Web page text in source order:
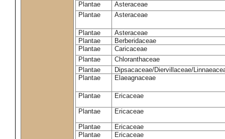
Plantae
Asteraceae
Plantae
Asteraceae
Plantae
Asteraceae
Plantae
Berberidaceae
Plantae
Caricaceae
Plantae
Chloranthaceae
Plantae
Dipsacaceae/Diervillaceae/
Plantae
Elaeagnaceae
Plantae Ericaceae
Plantae Ericaceae
Plantae
Ericaceae
Plantae
Ericaceae